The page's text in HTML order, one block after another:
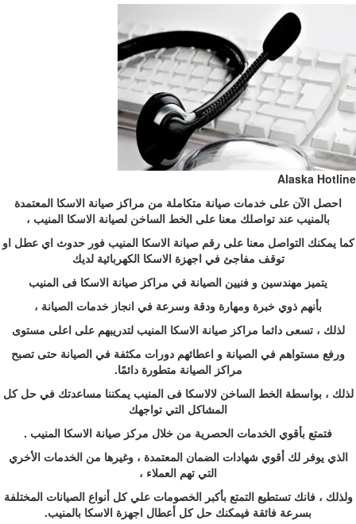
Alaska Hotline
احصل الآن على خدمات صيانة متكاملة من مراكز صيانة الاسكا المعتمدة
بالمنيب عند تواصلك معنا على الخط الساخن لصيانة الاسكا المنيب ،
كما يمكنك التواصل معنا على رقم صيانة الاسكا المنيب فور حدوث اي عطل او
توقف مفاجئ في اجهزة الاسكا الكهربائية لديك
يتميز مهندسين و فنيين الصيانة في مراكز صيانة الاسكا فى المنيب
بأنهم ذوي خبرة ومهارة ودقة وسرعة في انجاز خدمات الصيانة ،
لذلك ، تسعى دائما مراكز صيانة الاسكا المنيب لتدريبهم على اعلى مستوى
ورفع مستواهم في الصيانة و اعطائهم دورات مكثفة في الصيانة حتى تصبح
مراكز الصيانة متطورة دائمًا.
لذلك ، بواسطة الخط الساخن لالاسكا فى المنيب يمكننا مساعدتك في حل كل
المشاكل التي تواجهك
فتمتع بأقوي الخدمات الحصرية من خلال مركز صيانة الاسكا المنيب .
الذي يوفر لك أقوي شهادات الضمان المعتمدة ، وغيرها من الخدمات الأخري
التي تهم العملاء ،
ولذلك ، فانك تستطيع التمتع بأكبر الخصومات علي كل أنواع الصيانات المختلفة
بسرعة فائقة فيمكنك حل كل أعطال اجهزة الاسكا بالمنيب.